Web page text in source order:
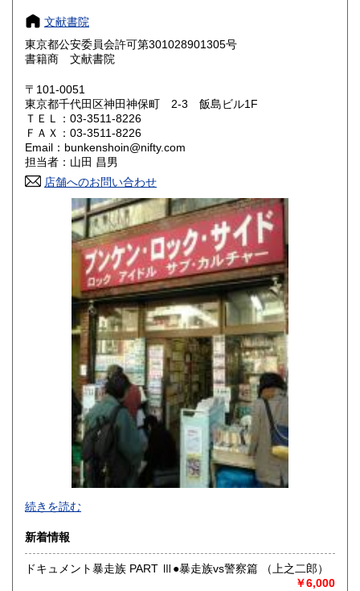
奈良県
鳥取県 200円 島根県
岡山県
山口県 200円
香川県 200円
高知県 200円
200円 長崎県
200円 大分県
200円 鹿児島県
200円
文献書院
東京都公安委員会許可第301028901305号
書籍商 文献書院
〒101-0051
東京都千代田区神田神保町 2-3 飯島ビル1F
ＴＥＬ：03-3511-8226
ＦＡＸ：03-3511-8226
Email：bunkenshoin@nifty.com
担当者：山田 昌男
店舗へのお問い合わせ
-
沿線名：東京メトロ半蔵門線 都営三田線 都営新宿線
最寄駅：神保町駅徒歩1分
営業時間：平日10:30-19:00 日・祝日11:00-18:30
定休日：年末年始(30日～3日)※28日以降の通販は翌年以降対
続きを読む
新着情報
ドキュメント暴走族 PART Ⅲ●暴走族vs警察篇 （上之二郎）
￥6,000